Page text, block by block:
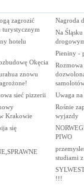
zagrozić
turystycznym
hotelu
Okęcia
znowu
sieć pizzerii
Krakowie
się
Nagroda
Na
Pieniny -
Uwaga
Rośnie
wyjazdy
PIWO
studiami
!!!